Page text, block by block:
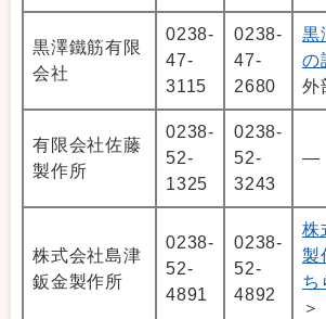
黒澤鐵筋有限
会社
0238-
47-
3115
0238-
47-
2680
黒
の
外
有限会社佐藤
製作所
0238-
52-
1325
0238-
52-
3243
―
株式会社島津
鈑金製作所
0238-
52-
4891
0238-
52-
4892
株
製
ち
＞